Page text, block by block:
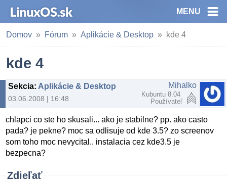
MENU
Domov Fórum Aplikácie & Desktop kde 4
kde 4
Sekcia: Aplikácie & Desktop
03.06.2008 | 16:48
Mihalko
Kubuntu 8.04
Používateľ
chlapci co ste ho skusali... ako je stabilne? pp. ako casto
pada? je pekne? moc sa odlisuje od kde 3.5? zo screenov
som toho moc nevycital.. instalacia cez kde3.5 je
bezpecna?
Zdieľať